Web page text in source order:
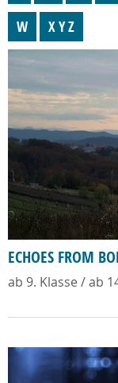
W
X Y Z
ECHOES FROM
ab 9. Klasse / ab